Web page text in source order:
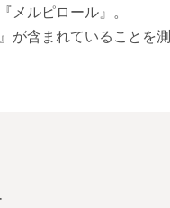
メルピロール』。
含まれていることを